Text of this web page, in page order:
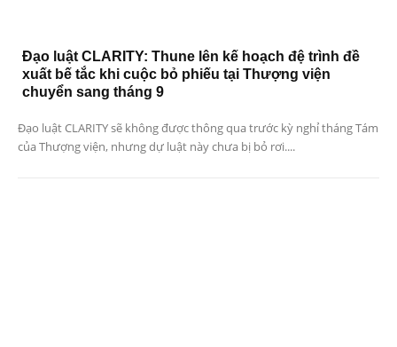
Đạo luật CLARITY: Thune lên kế hoạch đệ trình đề
xuất bế tắc khi cuộc bỏ phiếu tại Thượng viện
chuyển sang tháng 9
Đạo luật CLARITY sẽ không được thông qua trước kỳ nghỉ tháng Tám
của Thượng viện, nhưng dự luật này chưa bị bỏ rơi....